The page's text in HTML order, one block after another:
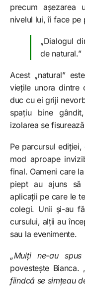
precum așezarea
nivelul lui, îi face pe
„Dialogul
de natural.”
Acest „natural”
viețile unora dintre
duc cu ei griji
spațiu bine
izolarea se
Pe parcursul
mod aproape
final. Oameni care
piept au ajuns să
aplicații pe care le
colegi. Unii și-au
cursului, alții au
sau la evenimente.
„Mulți ne-au
povestește Bianca.
fiindcă se simțeau